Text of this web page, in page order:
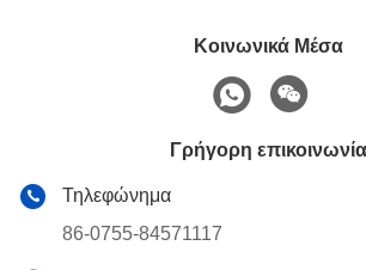
Κοινωνικά Μέσα
Γρήγορη επικοινωνία
Τηλεφώνημα
86-0755-84571117